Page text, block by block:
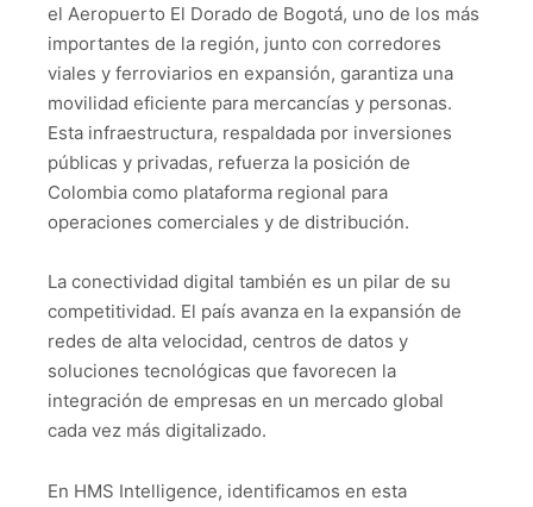
el Aeropuerto El Dorado de Bogotá, uno de los más
importantes de la región, junto con corredores
viales y ferroviarios en expansión, garantiza una
movilidad eficiente para mercancías y personas.
Esta infraestructura, respaldada por inversiones
públicas y privadas, refuerza la posición de
Colombia como plataforma regional para
operaciones comerciales y de distribución.
La conectividad digital también es un pilar de su
competitividad. El país avanza en la expansión de
redes de alta velocidad, centros de datos y
soluciones tecnológicas que favorecen la
integración de empresas en un mercado global
cada vez más digitalizado.
En HMS Intelligence, identificamos en esta